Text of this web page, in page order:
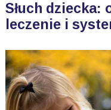
Słuch dziecka:
leczenie i